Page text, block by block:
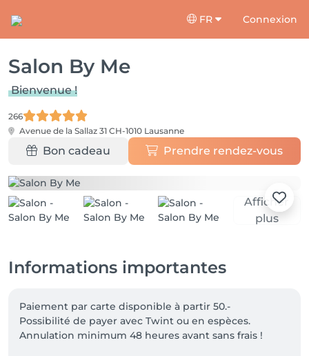
FR Connexion
Salon By Me
Bienvenue !
266
Avenue de la Sallaz 31 CH-1010 Lausanne
Bon cadeau Prendre rendez-vous
Afficher
plus
Informations importantes
Paiement par carte disponible à partir 50.-
Possibilité de payer avec Twint ou en espèces.
Annulation minimum 48 heures avant sans frais !